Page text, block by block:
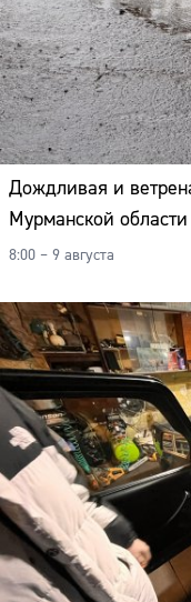
Дождливая и
Мурманской
8:00 – 9 августа